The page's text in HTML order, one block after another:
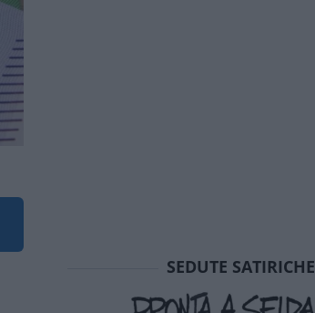
SEDUTE SATIRICHE